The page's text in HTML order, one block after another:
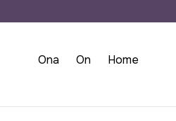
Ona On Home